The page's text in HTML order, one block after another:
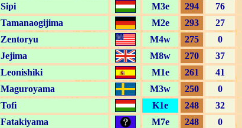
Sipi M3e 294 76
Tamanaogijima M2e 293 27
Zentoryu M4w 275 0
Jejima M8w 270 37
Leonishiki M1e 261 41
Maguroyama M3w 250 0
Tofi K1e 248 32
Fatakiyama M7e 248 0